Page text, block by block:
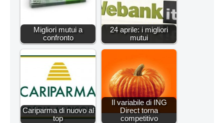
Migliori mutui a
confronto
24 aprile: i migliori
mutui
Cariparma di nuovo al
top
Il variabile di ING
Direct torna
competitivo